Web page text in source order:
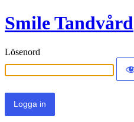
Smile Tandvård
Lösenord